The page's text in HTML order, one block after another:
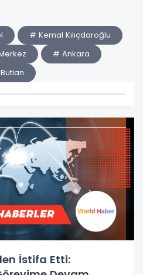
# Kemal Kılıçdaroğlu
# Ankara
İstifa Etti: